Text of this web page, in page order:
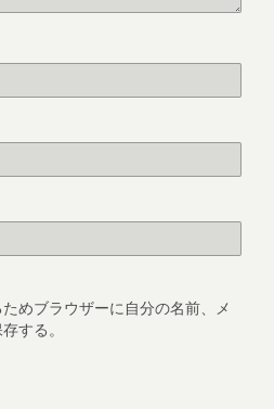
めブラウザーに自分の名前、メ
する。